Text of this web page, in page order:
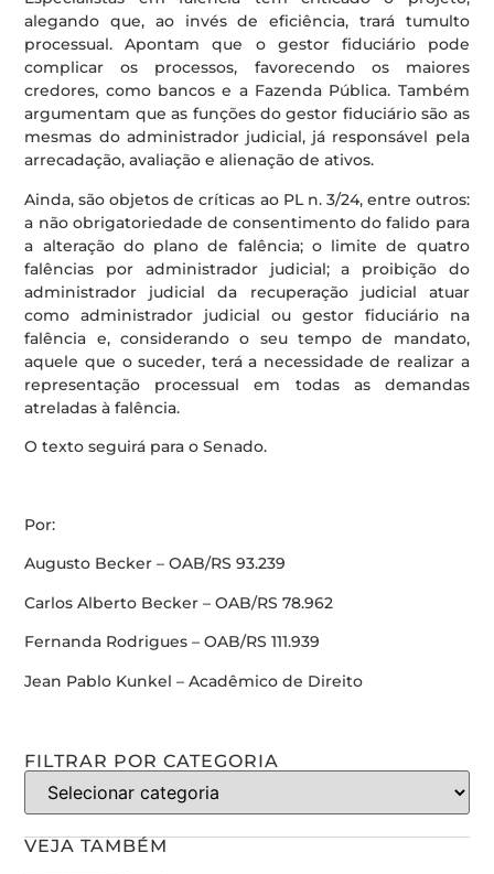
alegando que, ao invés de eficiência, trará tumulto
processual. Apontam que o gestor fiduciário pode
complicar os processos, favorecendo os maiores
credores, como bancos e a Fazenda Pública. Também
argumentam que as funções do gestor fiduciário são as
mesmas do administrador judicial, já responsável pela
arrecadação, avaliação e alienação de ativos.
Ainda, são objetos de críticas ao PL n. 3/24, entre outros:
a não obrigatoriedade de consentimento do falido para
a alteração do plano de falência; o limite de quatro
falências por administrador judicial; a proibição do
administrador judicial da recuperação judicial atuar
como administrador judicial ou gestor fiduciário na
falência e, considerando o seu tempo de mandato,
aquele que o suceder, terá a necessidade de realizar a
representação processual em todas as demandas
atreladas à falência.
O texto seguirá para o Senado.
Por:
Augusto Becker – OAB/RS 93.239
Carlos Alberto Becker – OAB/RS 78.962
Fernanda Rodrigues – OAB/RS 111.939
Jean Pablo Kunkel – Acadêmico de Direito
FILTRAR POR CATEGORIA
VEJA TAMBÉM